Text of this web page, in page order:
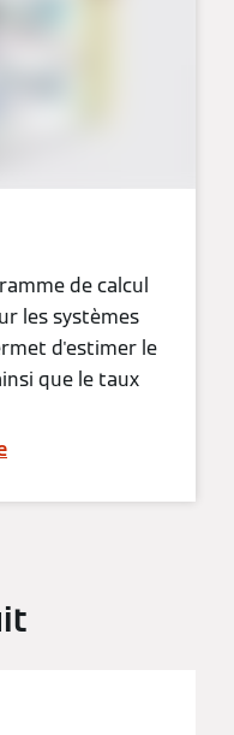
de calcul
les systèmes
d'estimer le
que le taux